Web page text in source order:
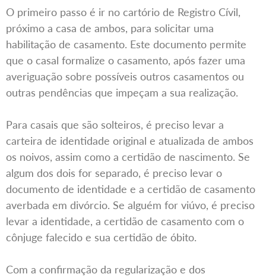
O primeiro passo é ir no cartório de Registro Cívil,
próximo a casa de ambos, para solicitar uma
habilitação de casamento. Este documento permite
que o casal formalize o casamento, após fazer uma
averiguação sobre possíveis outros casamentos ou
outras pendências que impeçam a sua realização.
Para casais que são solteiros, é preciso levar a
carteira de identidade original e atualizada de ambos
os noivos, assim como a certidão de nascimento. Se
algum dos dois for separado, é preciso levar o
documento de identidade e a certidão de casamento
averbada em divórcio. Se alguém for viúvo, é preciso
levar a identidade, a certidão de casamento com o
cônjuge falecido e sua certidão de óbito.
Com a confirmação da regularização e dos